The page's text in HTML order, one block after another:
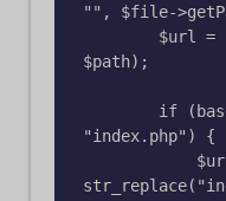
"", $file-
$path);
"index.php") {